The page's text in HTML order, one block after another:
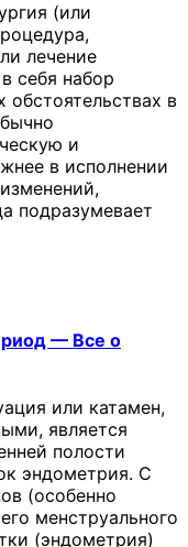
(или
лечение
себя набор
обстоятельствах в
и
в исполнении
подразумевает
— Все о
или катамен,
является
полости
эндометрия. С
(особенно
менструального
(эндометрия)